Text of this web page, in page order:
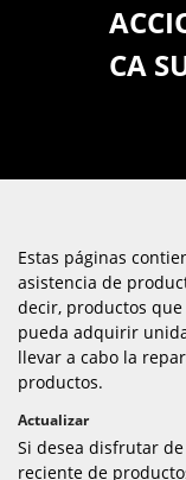
CA
Estas páginas
asistencia de
decir, productos
pueda adquirir
llevar a cabo la
productos.
Actualizar
Si desea disfrutar
reciente de